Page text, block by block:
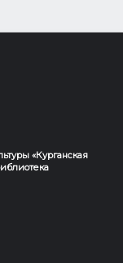
«Курганская